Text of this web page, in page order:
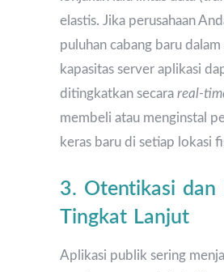
elastis. Jika perusahaan
puluhan cabang baru dalam
kapasitas server aplikasi
ditingkatkan secara real-
membeli atau menginstal
keras baru di setiap lokasi
3. Otentikasi dan
Tingkat Lanjut
Aplikasi publik sering